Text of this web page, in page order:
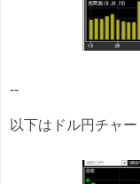
--
以下はドル円チャー